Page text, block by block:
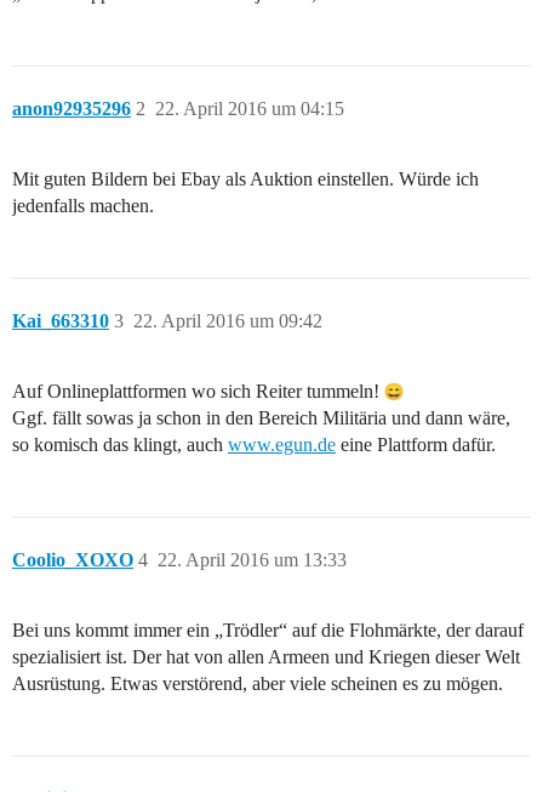
anon92935296 22. April 2016 um 04:15
2
Mit guten Bildern bei Ebay als Auktion einstellen. Würde ich
jedenfalls machen.
Kai_663310 22. April 2016 um 09:42
3
Auf Onlineplattformen wo sich Reiter tummeln!
Ggf. fällt sowas ja schon in den Bereich Militäria und dann wäre,
so komisch das klingt, auch www.egun.de eine Plattform dafür.
Coolio_XOXO 22. April 2016 um 13:33
4
Bei uns kommt immer ein „Trödler“ auf die Flohmärkte, der darauf
spezialisiert ist. Der hat von allen Armeen und Kriegen dieser Welt
Ausrüstung. Etwas verstörend, aber viele scheinen es zu mögen.